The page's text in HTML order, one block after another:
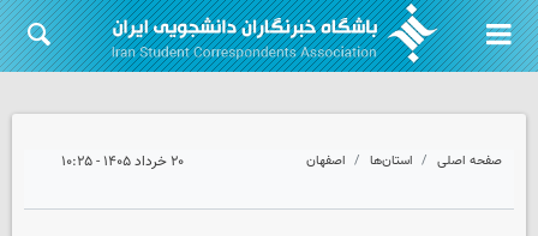
صفحه اصلی استان‌ها اصفهان ۲۰ خرداد ۱۴۰۵ - ۱۰:۲۵